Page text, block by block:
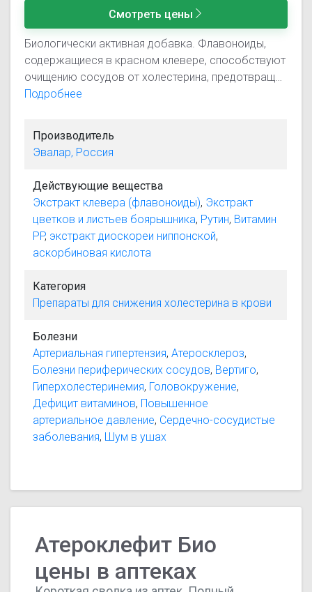
Смотреть цены
Биологически активная добавка. Флавоноиды,
содержащиеся в красном клевере, способствуют
очищению сосудов от холестерина, предотвращая
тем самым развитие атеросклероза. В результате
укрепление стенок сосудов, уменьшение
тромбообразования и снижение уровня
хорошо переносится и уменьшает проявление
различных симптомов сосудистых расстройств –
сердцебиения, головокружения и шума в ушах.
Подробнее
Производитель
Эвалар, Россия
Действующие вещества
Экстракт клевера (флавоноиды), Экстракт
цветков и листьев боярышника, Рутин, Витамин
PP, экстракт диоскореи ниппонской,
аскорбиновая кислота
Категория
Препараты для снижения холестерина в крови
Болезни
Артериальная гипертензия,Атеросклероз,
Болезни периферических сосудов, Вертиго,
Гиперхолестеринемия, Головокружение,
Дефицит витаминов, Повышенное
артериальное давление, Сердечно-сосудистые
заболевания, Шум в ушах
Атероклефит Био
цены в аптеках